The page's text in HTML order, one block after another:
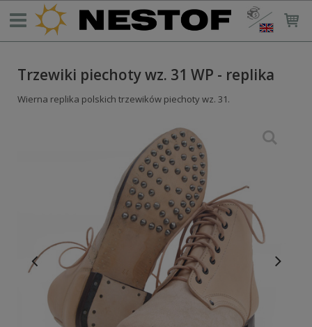
Trzewiki piechoty wz. 31 WP - replika
Wierna replika polskich trzewików piechoty wz. 31.